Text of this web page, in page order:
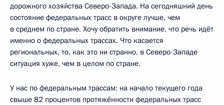
дорожного хозяйства Северо-Запада. На сегодняшний день
состояние федеральных трасс в округе лучше, чем
в среднем по стране. Хочу обратить внимание, что речь идёт
именно о федеральных трассах. Что касается
региональных, то, как это ни странно, в Северо-Западе
ситуация хуже, чем в целом по стране.
У нас по федеральным трассам: на начало текущего года
свыше 82 процентов протяжённости федеральных трасс